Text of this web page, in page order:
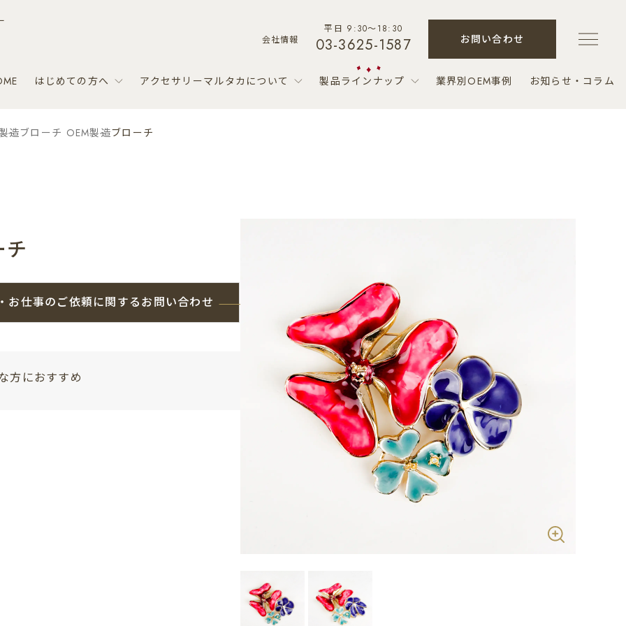
会社情報
平日 9:30～18:30
03-3625-1587 お問い合わせ
はじめての方へ アクセサリーマルタカについて 製品ラインナップ 業界別OEM事例 お知らせ・コラム
造ブローチ OEM製造ブローチ
お仕事のご依頼に関するお問い合わせ
方におすすめ